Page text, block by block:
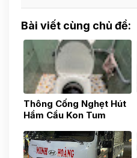
Bài viết cùng chủ đề:
Thông Cống Nghẹt Hút
Hầm Cầu Kon Tum